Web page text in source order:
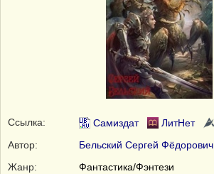
Ссылка: Самиздат ЛитНет
Автор:
Бельский Сергей Фёдорович
Жанр:
Фантастика/Фэнтези